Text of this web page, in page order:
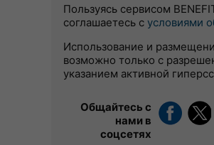
Пользуясь сервисом
соглашаетесь с условиями
Использование и
возможно только с
указанием активной
Общайтесь с
нами в
соцсетях